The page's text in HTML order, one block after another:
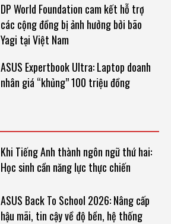
DP World Foundation cam kết hỗ trợ
các cộng đồng bị ảnh hưởng bởi bão
Yagi tại Việt Nam
ASUS Expertbook Ultra: Laptop doanh
nhân giá “khủng” 100 triệu đồng
Khi Tiếng Anh thành ngôn ngữ thứ hai:
Học sinh cần năng lực thực chiến
ASUS Back To School 2026: Nâng cấp
hậu mãi, tin cậy về độ bền, hệ thống